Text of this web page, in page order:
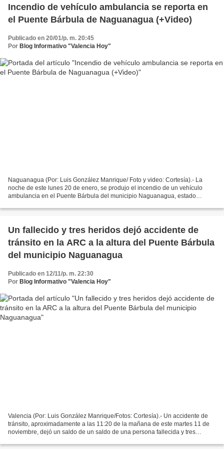
Incendio de vehículo ambulancia se reporta en
el Puente Bárbula de Naguanagua (+Video)
Publicado en 20/01/p. m. 20:45
Por Blog Informativo "Valencia Hoy"
Naguanagua (Por: Luis González Manrique/ Foto y video: Cortesía).- La
noche de este lunes 20 de enero, se produjo el incendio de un vehículo
ambulancia en el Puente Bárbula del municipio Naguanagua, estado
Un fallecido y tres heridos dejó accidente de
tránsito en la ARC a la altura del Puente Bárbula
del municipio Naguanagua
Publicado en 12/11/p. m. 22:30
Por Blog Informativo "Valencia Hoy"
Valencia (Por: Luis González Manrique/Fotos: Cortesía).- Un accidente de
tránsito, aproximadamente a las 11:20 de la mañana de este martes 11 de
noviembre, dejó un saldo de un saldo de una persona fallecida y tres